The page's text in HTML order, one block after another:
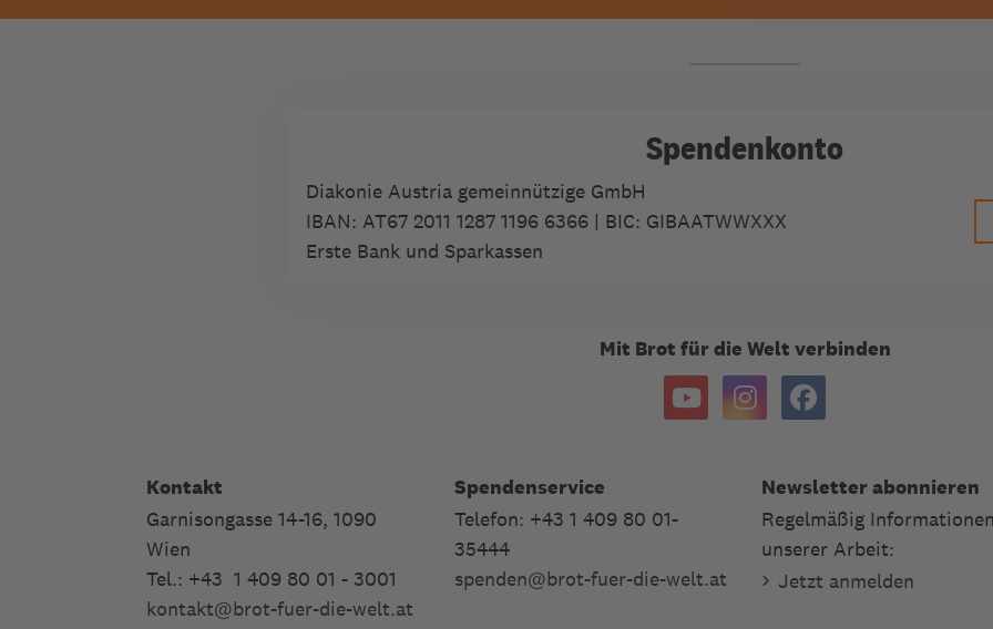
Spendenkonto
Diakonie Austria gemeinnützige GmbH
IBAN: AT67 2011 1287 1196 6366| BIC: GIBAATWWXXX
Erste Bank und Sparkassen
Mit Brot für die Welt verbinden
Kontakt
Garnisongasse 14-16, 1090
Wien
Tel.: +43 1 409 80 01 - 3001
kontakt@brot-fuer-die-welt.at
Spendenservice
Telefon: +43 1 409 80 01-
35444
spenden@brot-fuer-die-welt.at
Newsletter abonnieren
Regelmäßig
unserer Arbeit:
Jetzt anmelden